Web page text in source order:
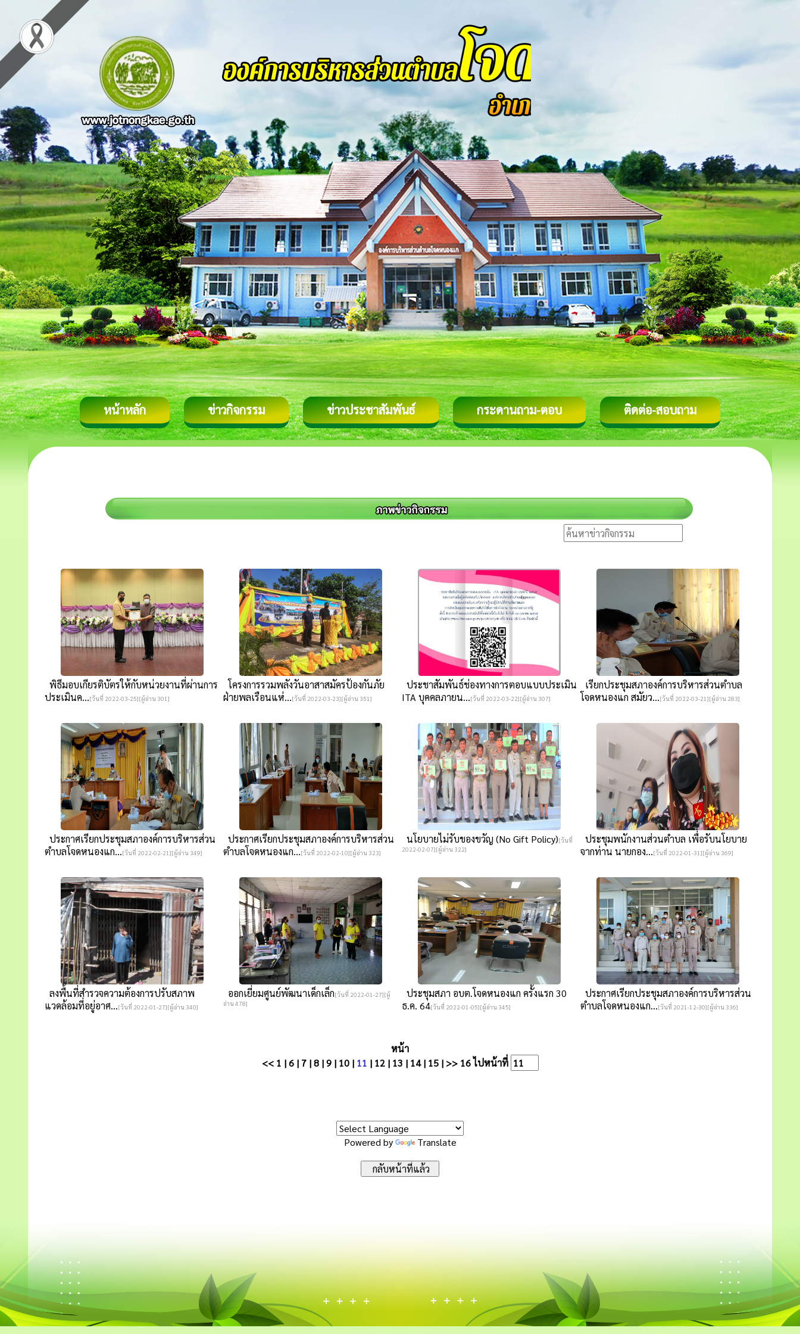
หน้าหลัก ข่าวกิจกรรม ข่าวประชาสัมพันธ์ กระดานถาม-ตอบ ติดต่อ-สอบถาม
พิธีมอบเกียรติบัตรให้กับหน่วยงานที่ผ่านการ
ประเมินค...[วันที่ 2022-03-25][ผู้อ่าน 301]
โครงการรวมพลังวันอาสาสมัครป้องกันภัย
ฝ่ายพลเรือนแห่...[วันที่ 2022-03-23][ผู้อ่าน 351]
ประชาสัมพันธ์ช่องทางการตอบแบบประเมิน
ITA บุคคลภายน...[วันที่ 2022-03-22][ผู้อ่าน 307]
เรียกประชุมสภาองค์การบริหารส่วนตำบล
โจดหนองแก สมัยว...[วันที่ 2022-03-21][ผู้อ่าน 283]
ประกาศเรียกประชุมสภาองค์การบริหารส่วน
ตำบลโจดหนองแก...[วันที่ 2022-02-21][ผู้อ่าน 349]
ประกาศเรียกประชุมสภาองค์การบริหารส่วน
ตำบลโจดหนองแก...[วันที่ 2022-02-10][ผู้อ่าน 323]
นโยบายไม่รับของขวัญ (No Gift Policy)[วันที่
2022-02-07][ผู้อ่าน 322]
ประชุมพนักงานส่วนตำบล เพื่อรับนโยบาย
จากท่าน นายกอง...[วันที่ 2022-01-31][ผู้อ่าน 369]
ลงพื้นที่สำรวจความต้องการปรับสภาพ
แวดล้อมที่อยู่อาศ...[วันที่ 2022-01-27][ผู้อ่าน 340]
ออกเยี่ยมศูนย์พัฒนาเด็กเล็ก[วันที่ 2022-01-27][ผู้
อ่าน 478]
ประชุมสภา อบต.โจดหนองแก ครั้งแรก 30
ธ.ค. 64[วันที่ 2022-01-05][ผู้อ่าน 345]
ประกาศเรียกประชุมสภาองค์การบริหารส่วน
ตำบลโจดหนองแก...[วันที่ 2021-12-30][ผู้อ่าน 336]
หน้า
<< 1 |6| 7|8|9| 10| 11 | 12| 13 | 14| 15| >> 16ไปหน้าที่
Powered by Translate